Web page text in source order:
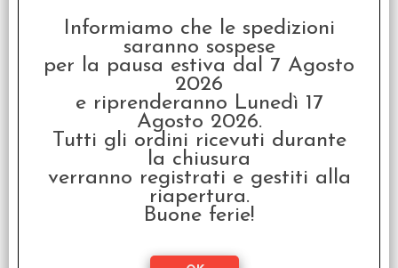
Wolverine Black Shirt
#57 Promo Limited
Edition
€2,50
Informiamo che le spedizioni
saranno sospese
per la pausa estiva dal 7 Agosto
2026
e riprenderanno Lunedì 17
Agosto 2026.
Tutti gli ordini ricevuti durante
la chiusura
verranno registrati e gestiti alla
riapertura.
Buone ferie!